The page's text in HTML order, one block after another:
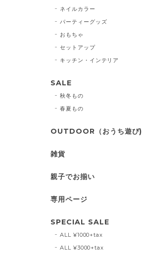
ネイルカラー
パーティーグッズ
おもちゃ
セットアップ
キッチン・インテリア
SALE
秋冬もの
春夏もの
OUTDOOR（おうち遊び)
雑貨
親子でお揃い
専用ページ
SPECIAL SALE
ALL ¥1000+tax
ALL ¥3000+tax